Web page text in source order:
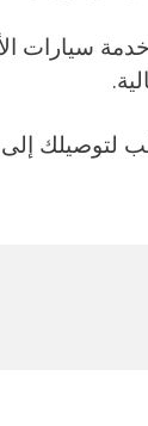
سيارات
لتوصيلك